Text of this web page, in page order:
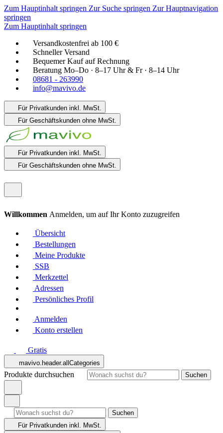
Zum Hauptinhalt springen Zur Suche springen Zur Hauptnavigation
springen
Zum Hauptinhalt springen
Versandkostenfrei ab 100 €
Schneller Versand
Bequemer Kauf auf Rechnung
Beratung Mo–Do · 8–17 Uhr & Fr · 8–14 Uhr
08681 - 263990
info@mavivo.de
Für Privatkunden inkl. MwSt.
Für Geschäftskunden ohne MwSt.
Für Privatkunden inkl. MwSt.
Für Geschäftskunden ohne MwSt.
Willkommen Anmelden, um auf Ihr Konto zuzugreifen
Übersicht
Bestellungen
Meine Produkte
SSB
Merkzettel
Adressen
Persönliches Profil
Anmelden
Konto erstellen
Gratis
mavivo.header.allCategories
Produkte durchsuchen Suchen
Suchen
Für Privatkunden inkl. MwSt.